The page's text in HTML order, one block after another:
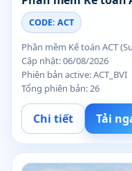
CODE: ACT
Phần mềm Kế toán ACT
Cập nhật: 06/08/2026
Phiên bản active: ACT_BVI
Tổng phiên bản: 26
Chi tiết Tải